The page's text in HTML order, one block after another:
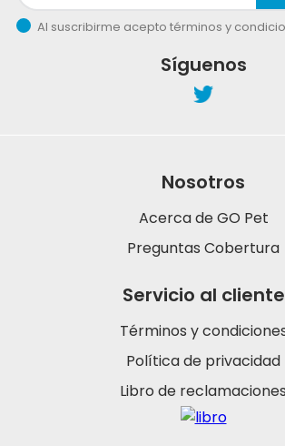
Al suscribirme acepto términos y
Síguenos
Servicio al cliente
Términos y
Política de privacidad
Libro de reclamaciones
Nosotros
Acerca de GO Pet
Preguntas Cobertura